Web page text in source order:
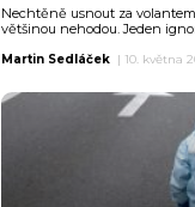
Nechtěně usnout za
většinou nehodou. Jeden
Martin Sedláček | 10. května